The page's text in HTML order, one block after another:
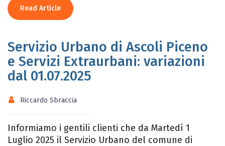
Read Article
Servizio Urbano di Ascoli Piceno
e Servizi Extraurbani: variazioni
dal 01.07.2025
Riccardo Sbraccia
Informiamo i gentili clienti che da Martedì 1
Luglio 2025 il Servizio Urbano del comune di